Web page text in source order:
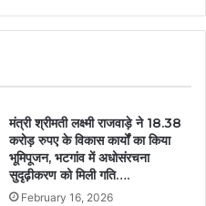
मंत्री श्रीमती लक्ष्मी राजवाड़े ने 18.38
करोड़ रुपए के विकास कार्यों का किया
भूमिपूजन, भटगांव में अधोसंरचना
सुदृढ़ीकरण को मिली गति….
February 16, 2026